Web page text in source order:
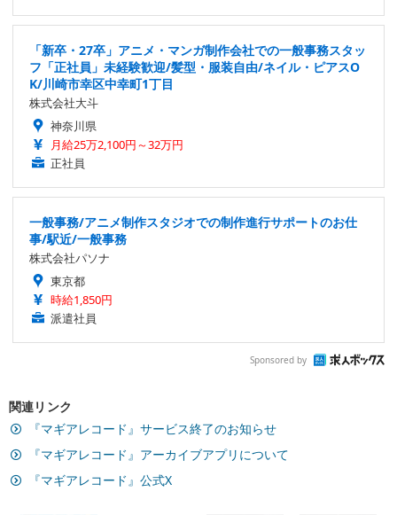
「新卒・27卒」アニメ・マンガ制作会社での一般事務スタッ
フ「正社員」未経験歓迎/髪型・服装自由/ネイル・ピアスO
K/川崎市幸区中幸町1丁目
株式会社大斗
神奈川県
月給25万2,100円～32万円
正社員
一般事務/アニメ制作スタジオでの制作進行サポートのお仕
事/駅近/一般事務
株式会社パソナ
東京都
時給1,850円
派遣社員
Sponsored by
関連リンク
『マギアレコード』サービス終了のお知らせ
『マギアレコード』アーカイブアプリについて
『マギアレコード』公式X